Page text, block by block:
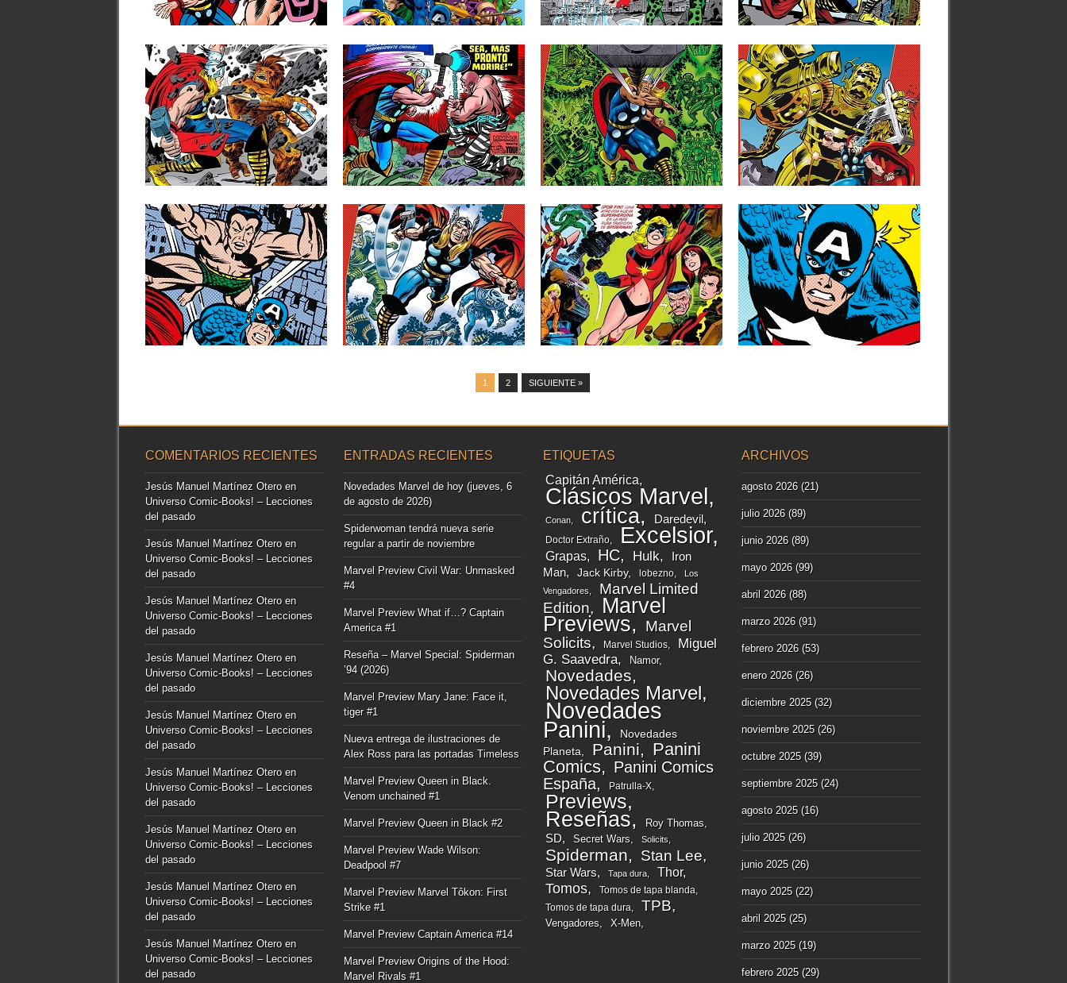
▶ ▶ ▶ ▶
12.09.24
RESEÑAS: BIBLIOTECA
MARVEL 64: THOR 9
(1967)
Aviso de posibles spoilers si nunca has
leído estos cómics. Finalizábamos...
▶
09.11.23
RESEÑAS: BIBLIOTECA
MARVEL 33: THOR 5
(1965)
Aviso de posibles spoilers si nunca has
leído estos cómics. La...
▶
25.10.23
RESEÑAS: THOR:
MARVEL GOLD 5: «EL FIN
DE LOS ETERNOS» (1980)
Finalmente, llegamos al tomo que
completa la saga de los Eternos...
▶
20.06.23
RESEÑAS: THOR:
MARVEL GOLD 4: «LA
LLEGADA DE LOS
ETERNOS» (1978-1979)
Tras la estupenda saga del Ragnarok, la
etapa de Roy Thomas...
▶
28.04.23
RESEÑAS: LOS
INVASORES: MARVEL
LIMITED EDITION 2:
«¡TIEMPO DE TITANES!»
(1978-2005)
La etapa más emblemática y
representativa de la colección de los...
▶
11.01.23
RESEÑAS: THOR:
MARVEL GOLD 2: «LA
BÚSQUEDA DE ODÍN»
(1977)
Si en el anterior tomo recopilatorio de la
colección de Thor...
▶
21.12.22
RESEÑAS: MS. MAVEL:
OMNIGOLD (1977-1992)
Carol Danvers fue presentada en la
colección del Capitán Marvel, siendo...
▶
11.07.22
RESEÑAS: LOS
INVASORES: MARVEL
LIMITED EDITION 1:
«¡MUY BIEN, EJE…ALLÁ
VAMOS!» (1975-1978)
Los años 70 fueron los de mayor
diversificación para el Universo...
1 2 SIGUIENTE »
COMENTARIOS RECIENTES
Jesús Manuel Martínez Oteroen
Universo Comic-Books! – Lecciones
del pasado
Jesús Manuel Martínez Oteroen
Universo Comic-Books! – Lecciones
del pasado
Jesús Manuel Martínez Oteroen
Universo Comic-Books! – Lecciones
del pasado
Jesús Manuel Martínez Oteroen
Universo Comic-Books! – Lecciones
del pasado
Jesús Manuel Martínez Oteroen
Universo Comic-Books! – Lecciones
del pasado
Jesús Manuel Martínez Oteroen
Universo Comic-Books! – Lecciones
del pasado
Jesús Manuel Martínez Oteroen
Universo Comic-Books! – Lecciones
del pasado
Jesús Manuel Martínez Oteroen
Universo Comic-Books! – Lecciones
del pasado
Jesús Manuel Martínez Oteroen
Universo Comic-Books! – Lecciones
del pasado
ENTRADAS RECIENTES
Novedades Marvel de hoy (jueves, 6
de agosto de 2026)
Spiderwoman tendrá nueva serie
regular a partir de noviembre
Marvel Preview Civil War: Unmasked
#4
Marvel Preview What if…? Captain
America #1
Reseña – Marvel Special: Spiderman
’94 (2026)
Marvel Preview Mary Jane: Face it,
tiger #1
Nueva entrega de ilustraciones de
Alex Ross para las portadas Timeless
Marvel Preview Queen in Black.
Venom unchained #1
Marvel Preview Queen in Black #2
Marvel Preview Wade Wilson:
Deadpool #7
Marvel Preview Marvel Tôkon: First
Strike #1
Marvel Preview Captain America #14
Marvel Preview Origins of the Hood:
Marvel Rivals #1
ETIQUETAS
Capitán América
Clásicos Marvel
Conan crítica Daredevil
Doctor Extraño Excelsior
Grapas HC Hulk
Iron
Man
Jack Kirby lobezno
Los
Vengadores
Marvel Limited
Edition
Marvel
Previews
Marvel
Solicits
Marvel Studios
Miguel
G. Saavedra
Namor
Novedades
Novedades Marvel
Novedades
Panini
Novedades
Planeta
Panini
Panini
Comics
Panini Comics
España
Patrulla-X
Previews
Reseñas Roy Thomas
SD Secret Wars Solicits
Spiderman Stan Lee
Star Wars Tapa dura Thor
Tomos
Tomos de tapa blanda
Tomos de tapa dura
TPB
Vengadores X-Men
ARCHIVOS
agosto 2026(21)
julio 2026(89)
junio 2026(89)
mayo 2026(99)
abril 2026(88)
marzo 2026(91)
febrero 2026(53)
enero 2026(26)
diciembre 2025(32)
noviembre 2025(26)
octubre 2025(39)
septiembre 2025(24)
agosto 2025(16)
julio 2025(26)
junio 2025(26)
mayo 2025(22)
abril 2025(25)
marzo 2025(19)
febrero 2025(29)